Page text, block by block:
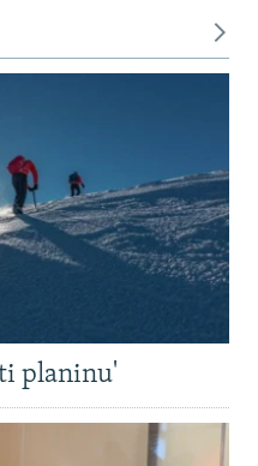
planinu'